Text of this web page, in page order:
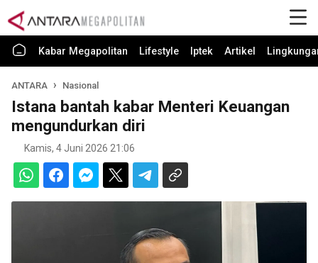
Kabar Megapolitan Lifestyle Iptek Artikel
ANTARA Nasional
Istana bantah kabar Menteri Keuangan
mengundurkan diri
Kamis, 4 Juni 2026 21:06